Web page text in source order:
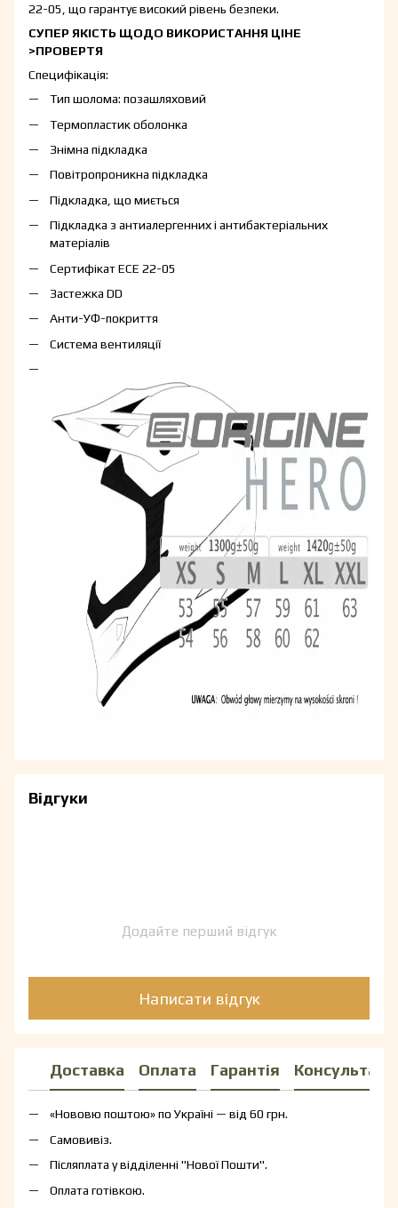
22-05, що гарантує високий рівень безпеки.
СУПЕР ЯКІСТЬ ЩОДО ВИКОРИСТАННЯ ЦІНЕ
>ПРОВЕРТЯ
Специфікація:
Тип шолома: позашляховий
Термопластик оболонка
Знімна підкладка
Повітропроникна підкладка
Підкладка, що миється
Підкладка з антиалергенних і антибактеріальних
матеріалів
Сертифікат ECE 22-05
Застежка DD
Анти-УФ-покриття
Система вентиляції
Відгуки
Додайте перший відгук
Написати відгук
Доставка Оплата Гарантія
«Нововю поштою» по Україні — від 60 грн.
Самовивіз.
Післяплата у відділенні "Нової Пошти".
Оплата готівкою.